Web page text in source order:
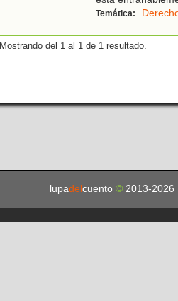
Temática:
Mostrando del 1 al 1 de 1 resultado.
lupadel cuento © 2013-2026